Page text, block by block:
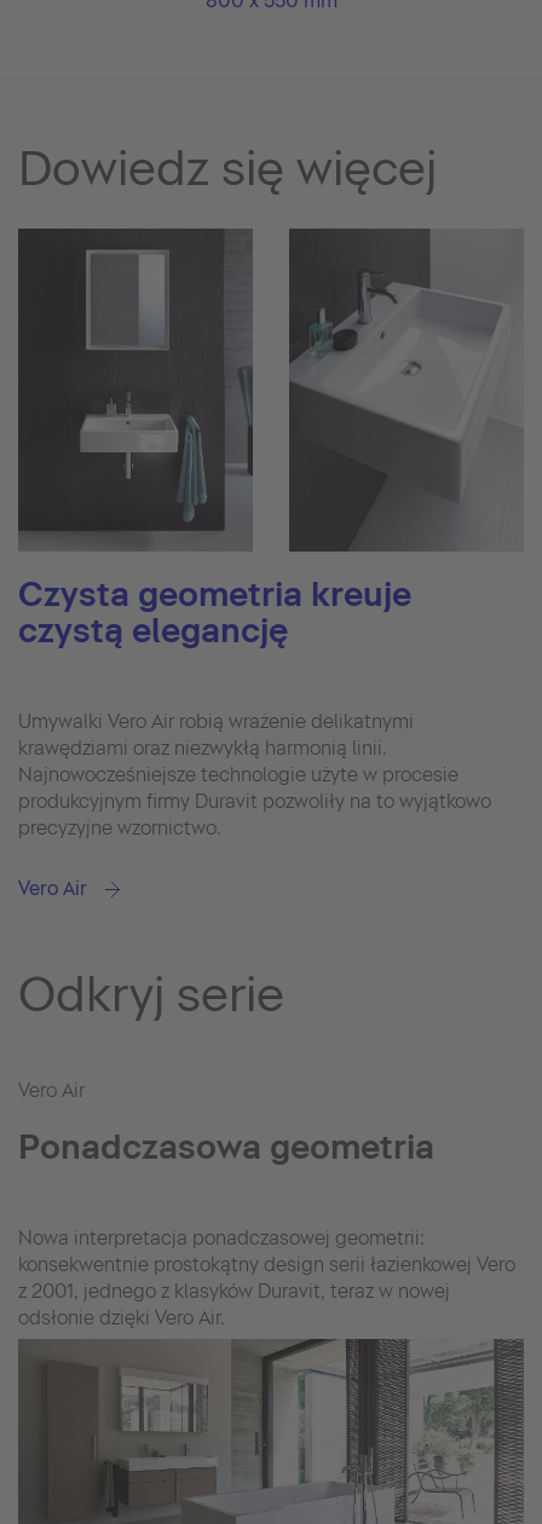
Dowiedz się więcej
Czysta geometria kreuje
czystą elegancję
Umywalki Vero Air robią wrażenie delikatnymi
krawędziami oraz niezwykłą harmonią linii.
Najnowocześniejsze technologie użyte w procesie
produkcyjnym firmy Duravit pozwoliły na to wyjątkowo
precyzyjne wzornictwo.
Vero Air
Odkryj serie
Vero Air
Ponadczasowa geometria
Nowa interpretacja ponadczasowej geometrii:
konsekwentnie prostokątny design serii łazienkowej Vero
z 2001, jednego z klasyków Duravit, teraz w nowej
odsłonie dzięki Vero Air.